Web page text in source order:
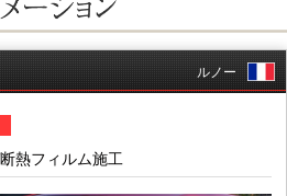
ルノー
熱フィルム施工